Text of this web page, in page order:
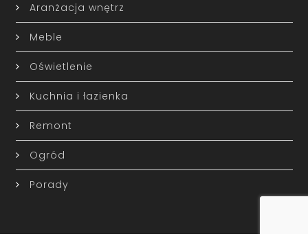
Aranżacja wnętrz
Meble
Oświetlenie
Kuchnia i łazienka
Remont
Ogród
Porady